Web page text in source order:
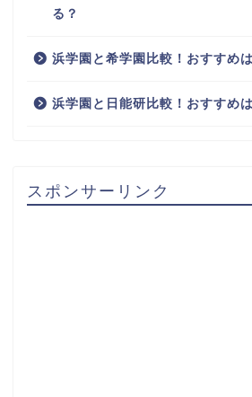
る？
浜学園と希学園比較！おすすめ
浜学園と日能研比較！おすすめ
スポンサーリンク